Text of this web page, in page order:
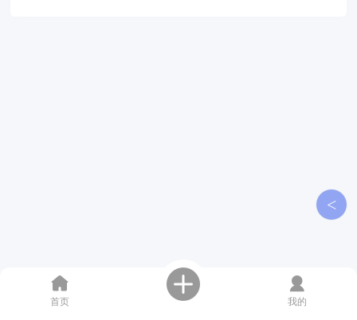
首页 我的
<